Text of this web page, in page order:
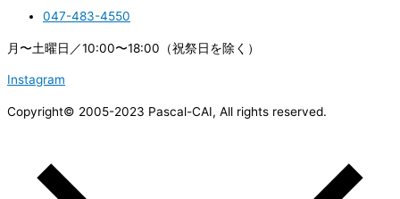
047-483-4550
月〜土曜日／10:00〜18:00（祝祭日を除く）
Instagram
Copyright© 2005-2023 Pascal-CAI, All rights reserved.